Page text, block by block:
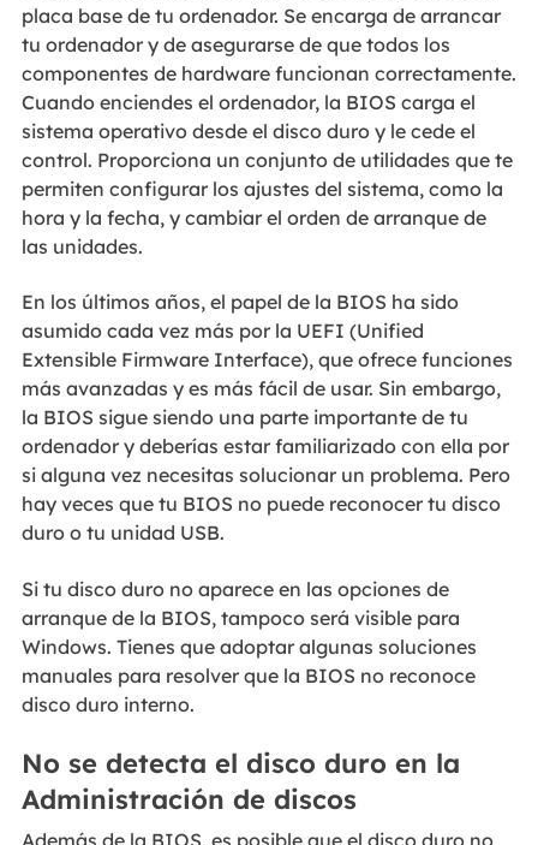
placa base de tu ordenador. Se encarga de arrancar
tu ordenador y de asegurarse de que todos los
componentes de hardware funcionan correctamente.
Cuando enciendes el ordenador, la BIOS carga el
sistema operativo desde el disco duro y le cede el
control. Proporciona un conjunto de utilidades que te
permiten configurar los ajustes del sistema, como la
hora y la fecha, y cambiar el orden de arranque de
las unidades.
En los últimos años, el papel de la BIOS ha sido
asumido cada vez más por la UEFI (Unified
Extensible Firmware Interface), que ofrece funciones
más avanzadas y es más fácil de usar. Sin embargo,
la BIOS sigue siendo una parte importante de tu
ordenador y deberías estar familiarizado con ella por
si alguna vez necesitas solucionar un problema. Pero
hay veces que tu BIOS no puede reconocer tu disco
duro o tu unidad USB.
Si tu disco duro no aparece en las opciones de
arranque de la BIOS, tampoco será visible para
Windows. Tienes que adoptar algunas soluciones
manuales para resolver que la BIOS no reconoce
disco duro interno.
No se detecta el disco duro en la
Administración de discos